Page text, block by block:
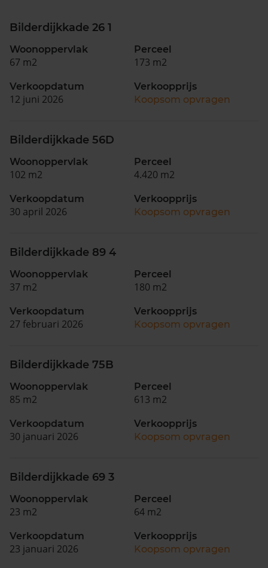
Bilderdijkkade 26 1
Woonoppervlak
67 m2
Perceel
173 m2
Verkoopdatum
12 juni 2026
Verkoopprijs
Koopsom opvragen
Bilderdijkkade 56D
Woonoppervlak
102 m2
Perceel
4.420 m2
Verkoopdatum
30 april 2026
Verkoopprijs
Koopsom opvragen
Bilderdijkkade 89 4
Woonoppervlak
37 m2
Perceel
180 m2
Verkoopdatum
27 februari 2026
Verkoopprijs
Koopsom opvragen
Bilderdijkkade 75B
Woonoppervlak
85 m2
Perceel
613 m2
Verkoopdatum
30 januari 2026
Verkoopprijs
Koopsom opvragen
Bilderdijkkade 69 3
Woonoppervlak
23 m2
Perceel
64 m2
Verkoopdatum
23 januari 2026
Verkoopprijs
Koopsom opvragen